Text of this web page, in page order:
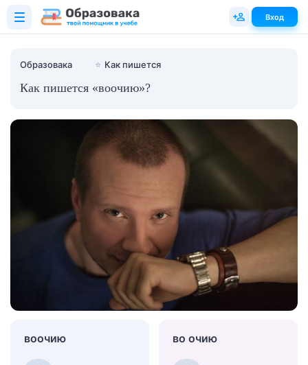
Образовака ⭐ Как пишется
Как пишется «воочию»?
воочию во очию
Вход